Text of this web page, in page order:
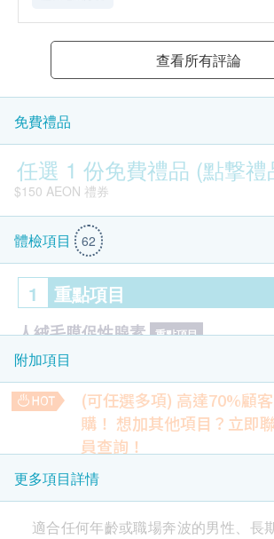
查看所有評論
免費禮品
任選 1 份免費禮品 (點撃禮
$150 AEON 禮券
$450 hutchgo.com 旅遊禮券
體檢項目 62
1 重點項目
人絨毛膜促性腺素 重點項目
人絨毛膜促性腺素
前列腺癌風險評估 重點項目
前列腺特別抗原
心臟檢查 重點項目
附加項目
(可任選多項) 高達70%顧
購！ 想加其他項目？立即
員查詢！
多器官疾病問題指標 (鐵蛋白)
鐵蛋白水平升高反映某身體器官或組織受損
385.0
更多項目詳情
適合任何年齡或職場奔波的男性、長